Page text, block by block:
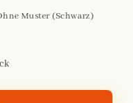
Muster (Schwarz)